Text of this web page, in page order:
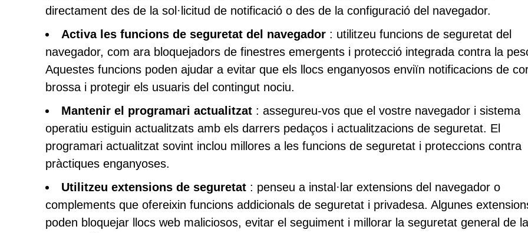
directament des de la sol·licitud de notificació o des de la configuració del navegador.
Activa les funcions de seguretat del navegador : utilitzeu funcions de seguretat del
navegador, com ara bloquejadors de finestres emergents i protecció integrada contra la
Aquestes funcions poden ajudar a evitar que els llocs enganyosos enviïn notificacions de
brossa i protegir els usuaris del contingut nociu.
Mantenir el programari actualitzat : assegureu-vos que el vostre navegador i sistema
operatiu estiguin actualitzats amb els darrers pedaços i actualitzacions de seguretat. El
programari actualitzat sovint inclou millores a les funcions de seguretat i proteccions contra
pràctiques enganyoses.
Utilitzeu extensions de seguretat : penseu a instal·lar extensions del navegador o
complements que ofereixin funcions addicionals de seguretat i privadesa. Algunes
poden bloquejar llocs web maliciosos, evitar el seguiment i millorar la seguretat general de la